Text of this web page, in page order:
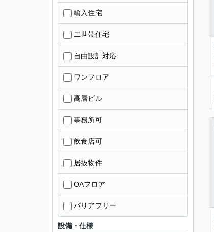
輸入住宅
二世帯住宅
自由設計対応
ワンフロア
高層ビル
事務所可
飲食店可
居抜物件
OAフロア
バリアフリー
設備・仕様